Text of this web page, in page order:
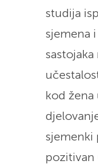
studija
sjemena
kod
sjemenki
pozitivan